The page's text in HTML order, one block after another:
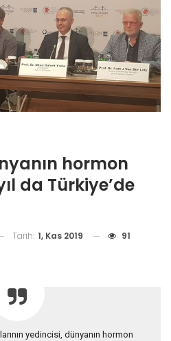
hormon
da Türkiye’de
Tarih: 1, Kas 2019 91
yedincisi, dünyanın hormon